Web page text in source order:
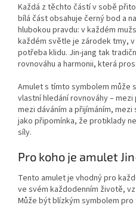
Každá z těchto částí v sobě
bílá část obsahuje černý bod a
hlubokou pravdu: v každém
každém světle je zárodek tmy,
potřeba klidu. Jin-jang tak
rovnováhu a harmonii, která
Amulet s tímto symbolem může
vlastní hledání rovnováhy –
mezi dáváním a přijímáním,
jako připomínka, že protiklady
síly.
Pro koho je amulet
Tento amulet je vhodný pro
ve svém každodenním životě,
Může být blízkým symbolem